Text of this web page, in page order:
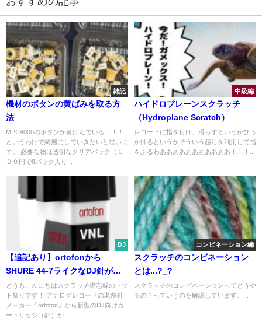
雑記
機材のボタンの黄ばみを取る方
法
MPC4000のボタンが黄ばんでいる！！！
というわけで綺麗にしていきたいと思いま
す。 必要な物は透明なクリアパック（１
２０円で8パック入り...
中級編
ハイドロプレーンスクラッチ
（Hydroplane Scratch）
レコードに指を付け、滑らすというかひっ
かけるというかそういう感じを利用して指
をぶるわあああああああああああ！！！...
DJ
【追記あり】ortofonから
SHURE 44-7ライクなDJ針が近
日登場予定！？
どうもこんにちはスクラッチ備忘録のトマ
ト祭りです！ アナログレコードの老舗針
メーカー「ortofon」から新型のDJ向けカ
ートリッジ（針）が...
コンビネーション編
スクラッチのコンビネーション
とは...?_?
スクラッチのコンビネーションってどうや
るの？っていうのを解説しています。...